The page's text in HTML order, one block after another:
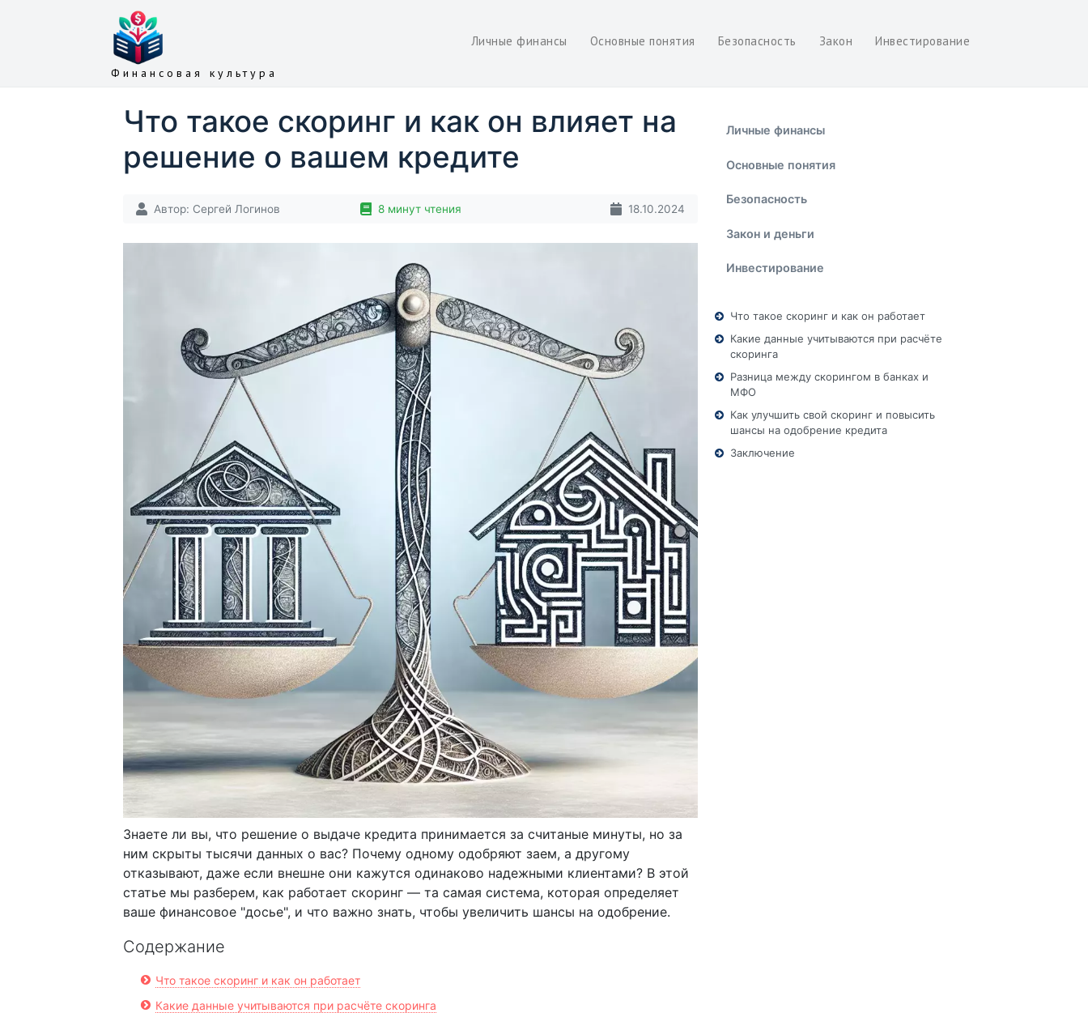
Финансовая культура
Личные финансы Основные понятия Безопасность Закон Инвестирование
Что такое скоринг и как он влияет на
решение о вашем кредите
Автор: Сергей Логинов 8 минут чтения 18.10.2024
Знаете ли вы, что решение о выдаче кредита принимается за считаные минуты, но за
ним скрыты тысячи данных о вас? Почему одному одобряют заем, а другому
отказывают, даже если внешне они кажутся одинаково надежными клиентами? В этой
статье мы разберем, как работает скоринг — та самая система, которая определяет
ваше финансовое "досье", и что важно знать, чтобы увеличить шансы на одобрение.
Содержание
Что такое скоринг и как он работает
Какие данные учитываются при расчёте скоринга
Личные финансы
Основные понятия
Безопасность
Закон и деньги
Инвестирование
Что такое скоринг и как он работает
Какие данные учитываются при расчёте
скоринга
Разница между скорингом в банках и
МФО
Как улучшить свой скоринг и повысить
шансы на одобрение кредита
Заключение